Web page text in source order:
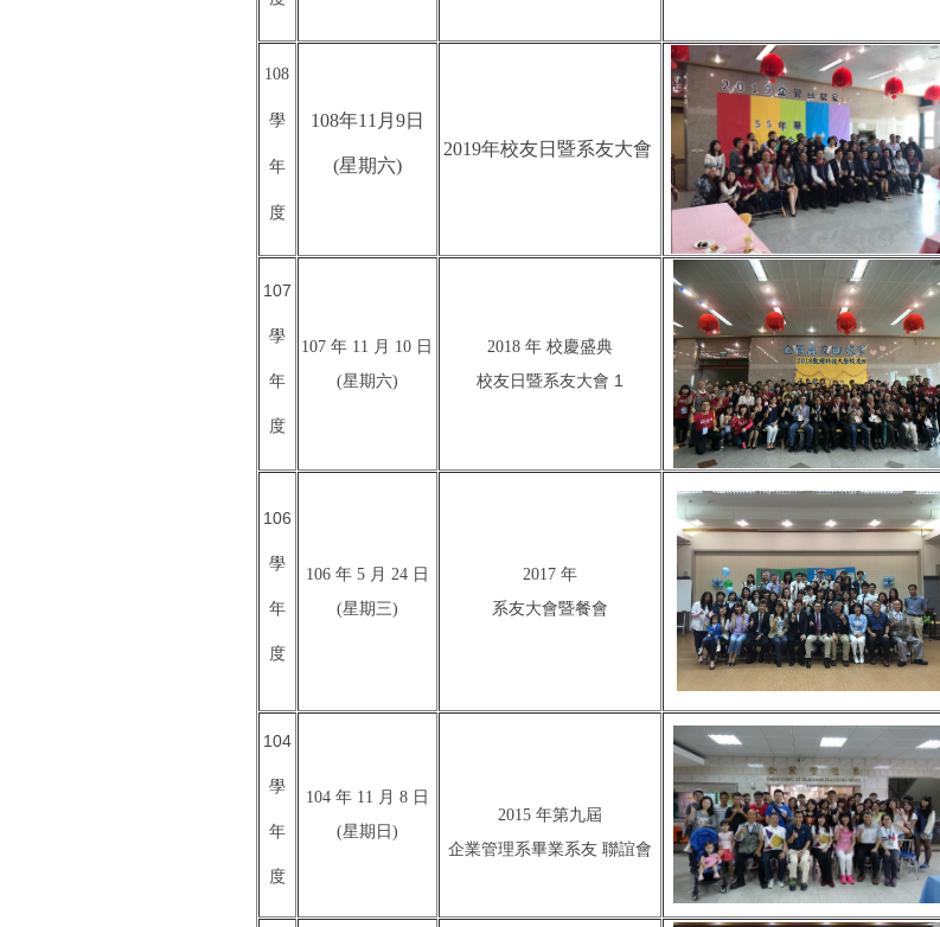
108
學
年
度
108年11月9日
(星期六)
2019年校友日暨系友大會
107
學
年
度
107 年 11 月 10 日
(星期六)
2018 年 校慶盛典
校友日暨系友大會 1
106
學
年
度
106 年 5 月 24 日
(星期三)
2017 年
系友大會暨餐會
104
學
年
度
104 年 11 月 8 日
(星期日)
2015 年第九屆
企業管理系畢業系友 聯誼會